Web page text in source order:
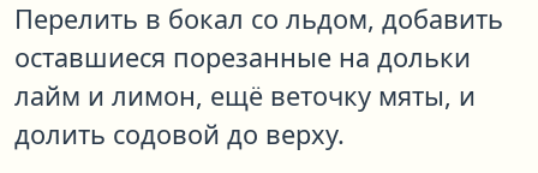
Перелить в бокал со льдом, добавить
оставшиеся порезанные на дольки
лайм и лимон, ещё веточку мяты, и
долить содовой до верху.